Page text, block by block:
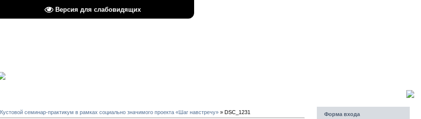
Версия для слабовидящих
Кустовой семинар-практикум в рамках социально значимого проекта «Шаг навстречу» » DSC_1231 Форма входа